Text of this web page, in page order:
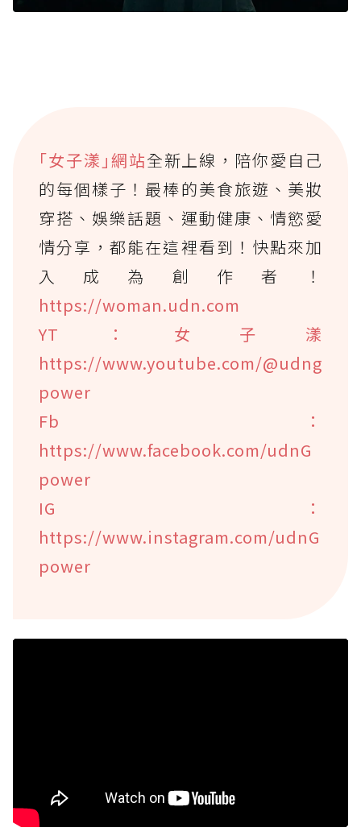
｢女子漾｣網站全新上線，陪你愛自己
的每個樣子！最棒的美食旅遊、美妝
穿搭、娛樂話題、運動健康、情慾愛
情分享，都能在這裡看到！快點來加
入成為創作者！
https://woman.udn.com
YT：女子漾
https://www.youtube.com/@udng
power
Fb：
https://www.facebook.com/udnG
power
IG：
https://www.instagram.com/udnG
power